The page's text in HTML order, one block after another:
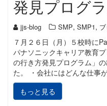
発見プログ
jjs-blog SMP, SMP1,
７月２６日（月）５校時に
パナソニックキャリア教育
の行き方発見プログラム」
た。 ・会社にはどんな仕事
もっと見る